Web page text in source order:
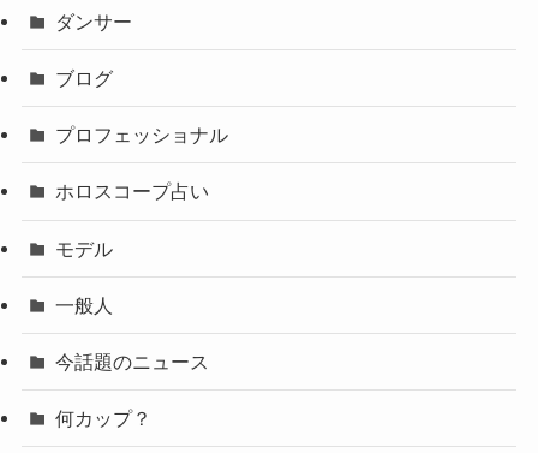
ダンサー
ブログ
プロフェッショナル
ホロスコープ占い
モデル
一般人
今話題のニュース
何カップ？